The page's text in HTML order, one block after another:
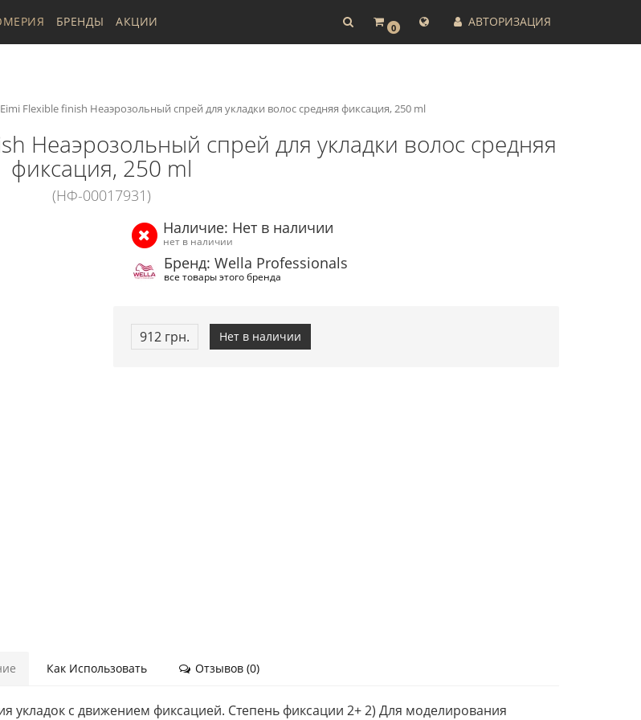
0 АВТОРИЗАЦИЯ
БРЕНДЫ АКЦИИ
Flexible finish Неаэрозольный спрей для укладки волос средняя фиксация, 250 ml
Неаэрозольный спрей для укладки волос средняя
фиксация, 250 ml
(НФ-00017931)
Наличие: Нет в наличии
нет в наличии
Бренд: Wella Professionals
все товары этого бренда
912 грн. Нет в наличии
Как Использовать Отзывов (0)
укладок с движением фиксацией. Степень фиксации 2+ 2) Для моделирования